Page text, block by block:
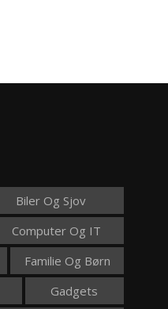
Biler Og Sjov
Computer Og IT
Familie Og Børn
Gadgets